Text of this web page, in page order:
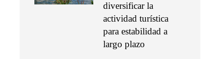
diversificar la
actividad turística
para estabilidad a
largo plazo